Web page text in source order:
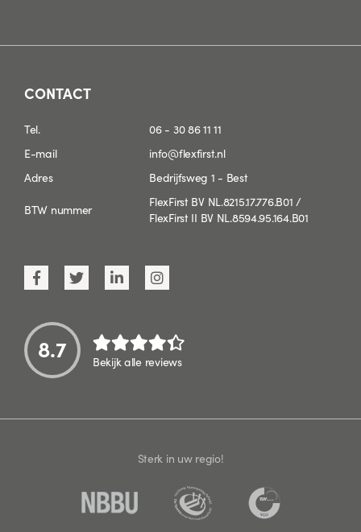
CONTACT
Tel.
06 - 30 86 11 11
E-mail
info@flexfirst.nl
Adres
Bedrijfsweg 1 - Best
BTW nummer
FlexFirst BV NL.8215.17.776.B01 /
FlexFirst II BV NL.8594.95.164.B01
8.7 Bekijk alle reviews
Sterk in uw regio!